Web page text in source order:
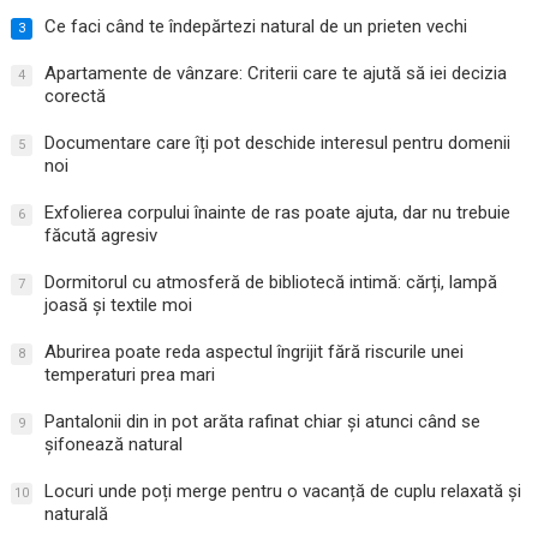
3 Ce faci când te îndepărtezi natural de un prieten vechi
4
Apartamente de vânzare: Criterii care te ajută să iei decizia
corectă
5
Documentare care îți pot deschide interesul pentru domenii
noi
6
Exfolierea corpului înainte de ras poate ajuta, dar nu trebuie
făcută agresiv
7
Dormitorul cu atmosferă de bibliotecă intimă: cărți, lampă
joasă și textile moi
8
Aburirea poate reda aspectul îngrijit fără riscurile unei
temperaturi prea mari
9
Pantalonii din in pot arăta rafinat chiar și atunci când se
șifonează natural
10
Locuri unde poți merge pentru o vacanță de cuplu relaxată și
naturală